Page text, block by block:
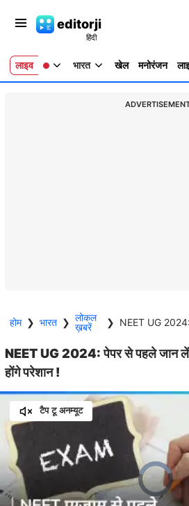
editorji
लाइव भारत खेल मनोरंजन
होम ❯ भारत ❯ लोकल
ख़बरें
❯
NEET UG 2024: पेपर से पहले जान लें
होंगे परेशान !
टैप टू अनम्यूट
Video
Player
is
loading.